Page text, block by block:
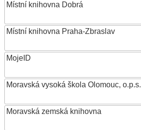
Místní knihovna Dobrá
Místní knihovna Praha-Zbraslav
MojeID
Moravská vysoká škola Olomouc, o.p.s.
Moravská zemská knihovna